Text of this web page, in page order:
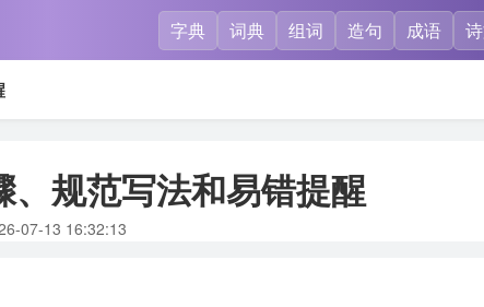
字典 词典 组词 造句 成语
规范写法和易错提醒
07-13 16:32:13